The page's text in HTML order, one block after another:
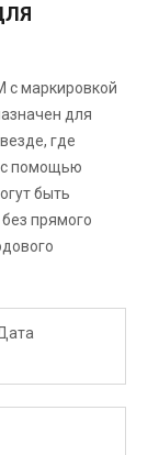
с маркировкой
для
где
с помощью
быть
прямого